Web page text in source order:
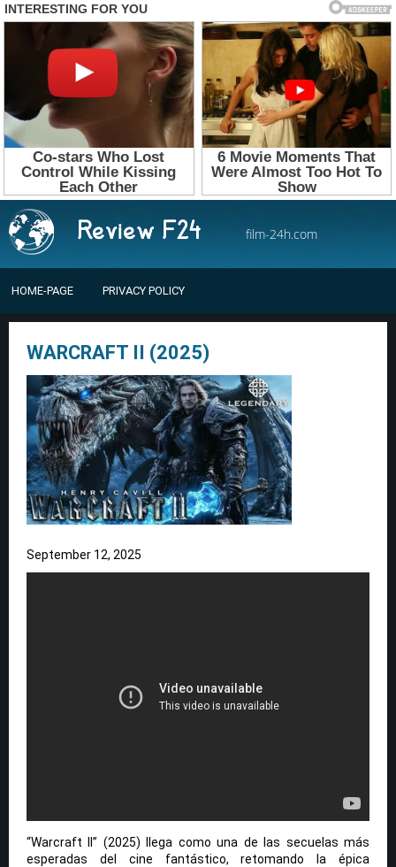
film-24h.com
HOME-PAGE PRIVACY POLICY
WARCRAFT II (2025)
September 12, 2025
“Warcraft II” (2025) llega como una de las secuelas más
esperadas del cine fantástico, retomando la épica